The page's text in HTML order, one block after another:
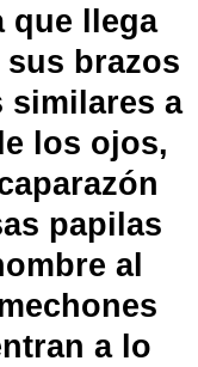
que llega
brazos
similares a
los ojos,
papilas
al
a lo